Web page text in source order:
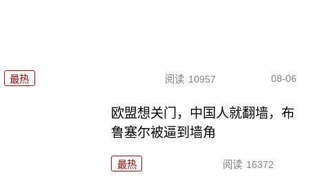
最热 阅读 10957 08-06
欧盟想关门，中国人就翻墙，布
鲁塞尔被逼到墙角
最热 阅读 16372